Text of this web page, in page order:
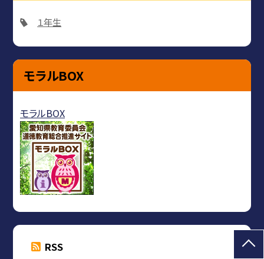
１年生
モラルBOX
モラルBOX
RSS